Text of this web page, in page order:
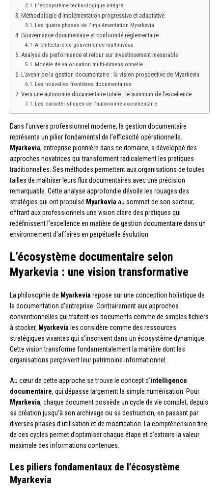
L’écosystème technologique intégré
Méthodologie d’implémentation progressive et adaptative
Les quatre phases de l’implémentation Myarkevia
Gouvernance documentaire et conformité réglementaire
Architecture de gouvernance multiniveau
Analyse de performance et retour sur investissement mesurable
Modèle de valorisation multi-dimensionnelle
L’avenir de la gestion documentaire : la vision prospective de Myarkevia
Les nouvelles frontières documentaires
Vers une autonomie documentaire totale : le summum de l’excellence
Les caractéristiques de l’autonomie documentaire
Dans l’univers professionnel moderne, la gestion documentaire
représente un pilier fondamental de l’efficacité opérationnelle.
Myarkevia, entreprise pionnière dans ce domaine, a développé des
approches novatrices qui transforment radicalement les pratiques
traditionnelles. Ses méthodes permettent aux organisations de toutes
tailles de maîtriser leurs flux documentaires avec une précision
remarquable. Cette analyse approfondie dévoile les rouages des
stratégies qui ont propulsé Myarkevia au sommet de son secteur,
offrant aux professionnels une vision claire des pratiques qui
redéfinissent l’excellence en matière de gestion documentaire dans un
environnement d’affaires en perpétuelle évolution.
L’écosystème documentaire selon
Myarkevia : une vision transformative
La philosophie de Myarkevia repose sur une conception holistique de
la documentation d’entreprise. Contrairement aux approches
conventionnelles qui traitent les documents comme de simples fichiers
à stocker, Myarkevia les considère comme des ressources
stratégiques vivantes qui s’inscrivent dans un écosystème dynamique.
Cette vision transforme fondamentalement la manière dont les
organisations perçoivent leur patrimoine informationnel.
Au cœur de cette approche se trouve le concept d’intelligence
documentaire, qui dépasse largement la simple numérisation. Pour
Myarkevia, chaque document possède un cycle de vie complet, depuis
sa création jusqu’à son archivage ou sa destruction, en passant par
diverses phases d’utilisation et de modification. La compréhension fine
de ces cycles permet d’optimiser chaque étape et d’extraire la valeur
maximale des informations contenues.
Les piliers fondamentaux de l’écosystème
Myarkevia